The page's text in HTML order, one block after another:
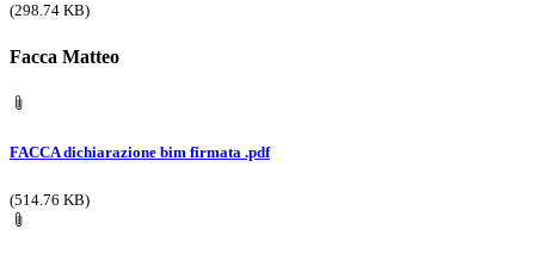
(298.74 KB)
Facca Matteo
FACCA dichiarazione bim firmata .pdf
(514.76 KB)